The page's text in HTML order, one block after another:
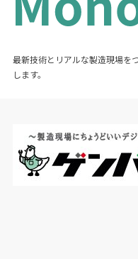
最新技術とリアルな製造現場を
します。